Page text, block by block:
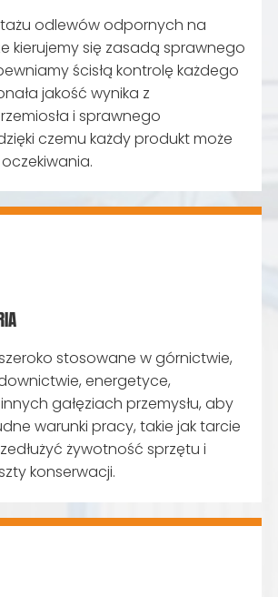
odlewów odpornych na
kierujemy się zasadą sprawnego
ścisłą kontrolę każdego
jakość wynika z
i sprawnego
czemu każdy produkt może
stosowane w górnictwie,
energetyce,
gałęziach przemysłu, aby
warunki pracy, takie jak tarcie
żywotność sprzętu i
konserwacji.